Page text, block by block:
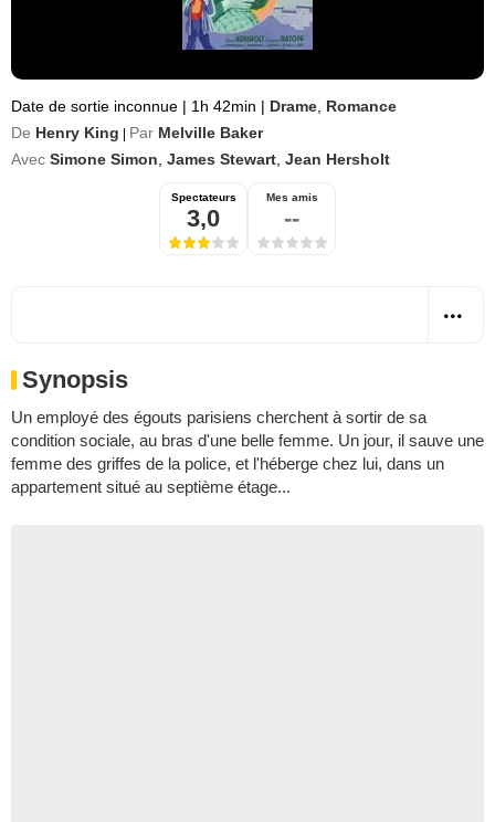
Date de sortie inconnue | 1h 42min | Drame Romance
De Henry King Par Melville Baker
Avec Simone Simon James Stewart Jean Hersholt
Spectateurs
3,0
Mes amis
--
Synopsis
Un employé des égouts parisiens cherchent à sortir de sa
condition sociale, au bras d'une belle femme. Un jour, il sauve une
femme des griffes de la police, et l'héberge chez lui, dans un
appartement situé au septième étage...